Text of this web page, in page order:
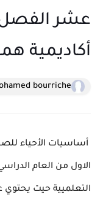
أكاديمية
bourriche
أساسيات الأحياء
التعلميية حيت يحتوي